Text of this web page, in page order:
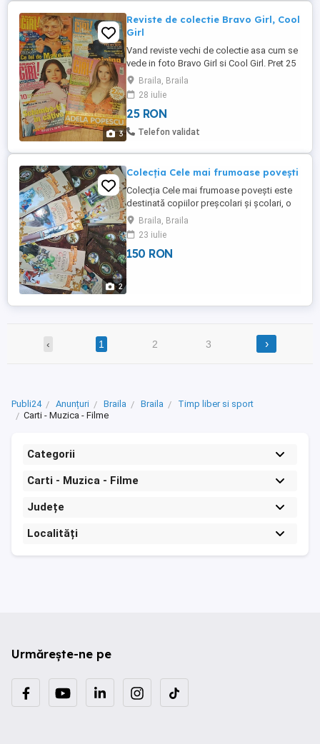
3
Reviste de colectie Bravo Girl, Cool
Girl
Vand reviste vechi de colectie asa cum se
vede in foto Bravo Girl si Cool Girl. Pret 25
ron reducere la cantitate.
Braila, Braila
28 iulie
25 RON
Telefon validat
2
Colecția Cele mai frumoase povești
Colecția Cele mai frumoase povești este
destinată copiilor preșcolari și școlari, o
parte din ele au și CD-uri audio
Braila, Braila
23 iulie
150 RON
‹ 1 2 3 ›
Publi24 Anunțuri Braila Braila
Timp liber si sport
Carti - Muzica - Filme
Categorii
Carti - Muzica - Filme
Județe
Localități
Urmărește-ne pe